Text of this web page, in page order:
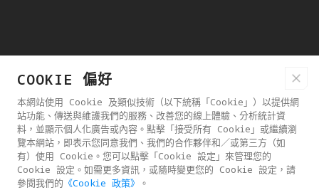
COOKIE 偏好
本網站使用 Cookie 及類似技術（以下統稱「Cookie」）以提供網
站功能、傳送與維護我們的服務、改善您的線上體驗、分析統計資
料，並顯示個人化廣告或內容。點擊「接受所有 Cookie」或繼續瀏
覽本網站，即表示您同意我們、我們的合作夥伴和／或第三方（如
有）使用 Cookie。您可以點擊「Cookie 設定」來管理您的
Cookie 設定。如需更多資訊，或隨時變更您的 Cookie 設定，請
參閱我們的 《Cookie 政策》 。